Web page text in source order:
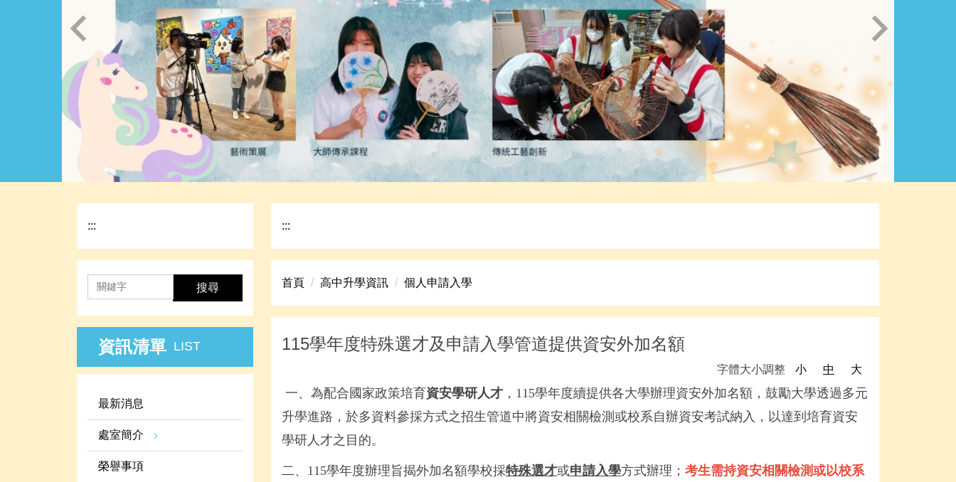
高中美術班招生資訊。
:::
搜尋
資訊清單 LIST
最新消息
處室簡介
榮譽事項
:::
首頁 高中升學資訊 個人申請入學
115學年度特殊選才及申請入學管道提供資安外加名額
字體大小調整 小 中 大
一、為配合國家政策培育資安學研人才，115學年度續提供各大學辦理資安外加名額，鼓勵大學透過多元
升學進路，於多資料參採方式之招生管道中將資安相關檢測或校系自辦資安考試納入，以達到培育資安
學研人才之目的。
二、115學年度辦理旨揭外加名額學校採特殊選才或申請入學方式辦理； 考生需持資安相關檢測或以校系